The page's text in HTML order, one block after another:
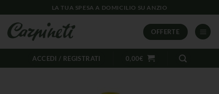
LA TUA SPESA A DOMICILIO SU ANZIO
OFFERTE
ACCEDI / REGISTRATI 0,00€